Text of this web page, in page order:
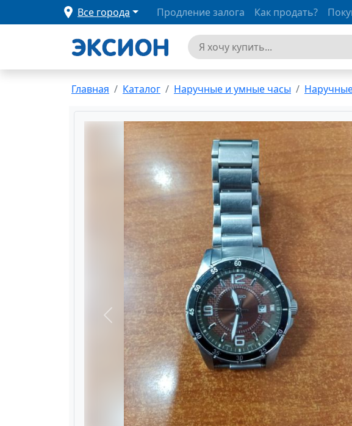
Все города Продление залога Как продать?
Главная Каталог Наручные и умные часы
Назад